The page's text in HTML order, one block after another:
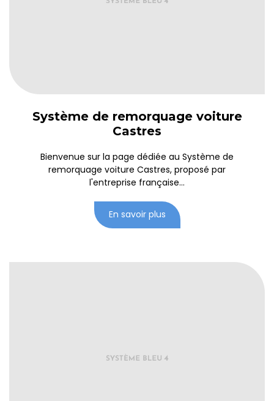
Système de remorquage voiture
Castres
Bienvenue sur la page dédiée au Système de
remorquage voiture Castres, proposé par
l'entreprise française...
En savoir plus